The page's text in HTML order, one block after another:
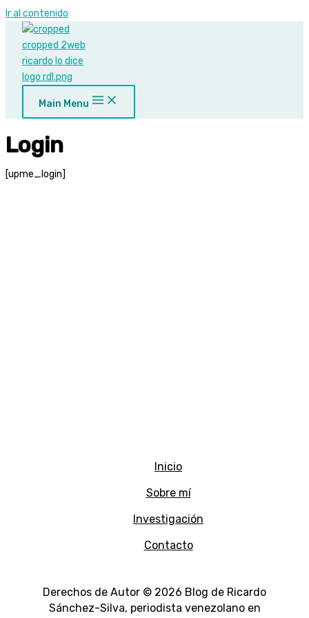
Ir al contenido
Main Menu
Login
[upme_login]
Inicio
Sobre mí
Investigación
Contacto
Derechos de Autor © 2026 Blog de Ricardo
Sánchez-Silva, periodista venezolano en